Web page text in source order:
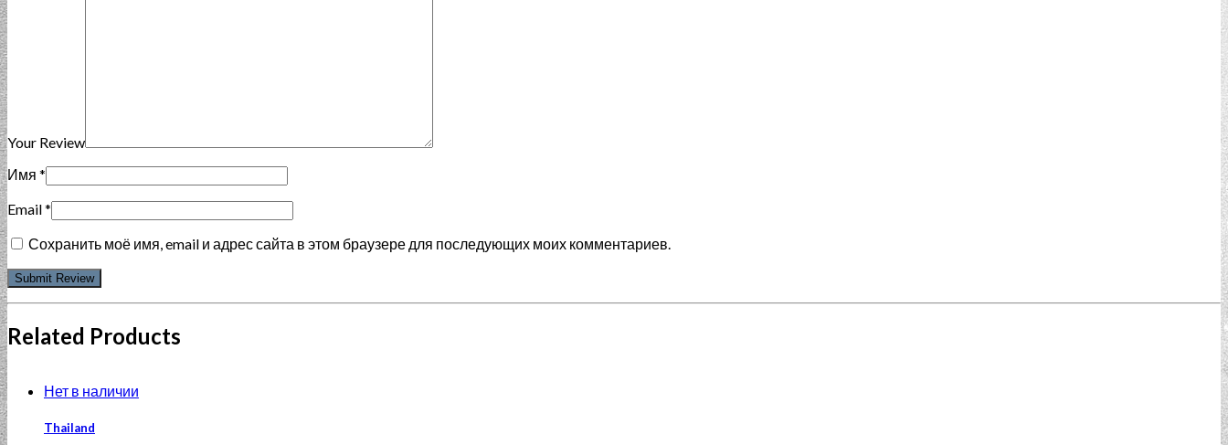
Your Review
Имя *
Email*
Сохранить моё имя, email и адрес сайта в этом браузере для последующих моих комментариев.
Related Products
Нет в наличии
Thailand